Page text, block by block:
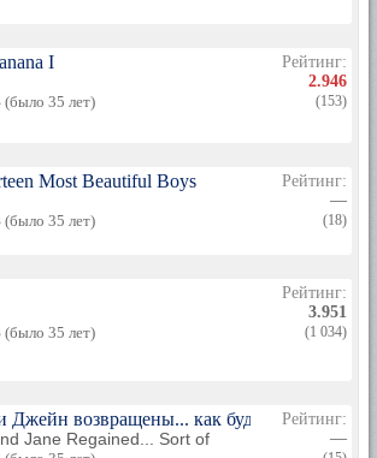
I
(было 35 лет)
Рейтинг:
2.946
(153)
Most Beautiful Boys
(было 35 лет)
Рейтинг:
—
(18)
(было 35 лет)
Рейтинг:
3.951
(1 034)
и Джейн возвращены... как будто
Jane Regained... Sort of
Рейтинг:
—